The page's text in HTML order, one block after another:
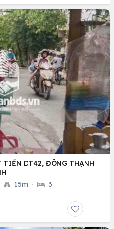
TIỀN DT42, ĐÔNG THẠNH
15m · 3